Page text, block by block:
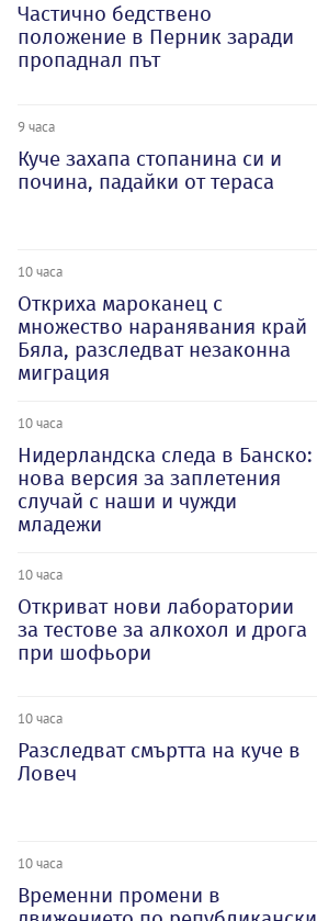
Частично бедствено
положение в Перник заради
пропаднал път
9 часа
Куче захапа стопанина си и
почина, падайки от тераса
10 часа
Откриха мароканец с
множество наранявания край
Бяла, разследват незаконна
миграция
10 часа
Нидерландска следа в Банско:
нова версия за заплетения
случай с наши и чужди
младежи
10 часа
Откриват нови лаборатории
за тестове за алкохол и дрога
при шофьори
10 часа
Разследват смъртта на куче в
Ловеч
10 часа
Временни промени в